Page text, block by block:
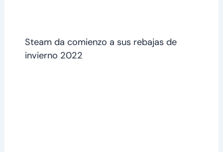
Steam da comienzo a sus rebajas de
invierno 2022